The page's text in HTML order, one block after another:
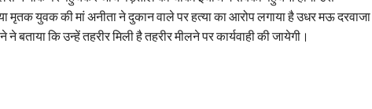
मृतक युवक की मां अनीता ने दुकान वाले पर हत्या का आरोप लगाया है उधर मऊ दरवाजा
ने बताया कि उन्हें तहरीर मिली है तहरीर मीलने पर कार्यवाही की जायेगी।